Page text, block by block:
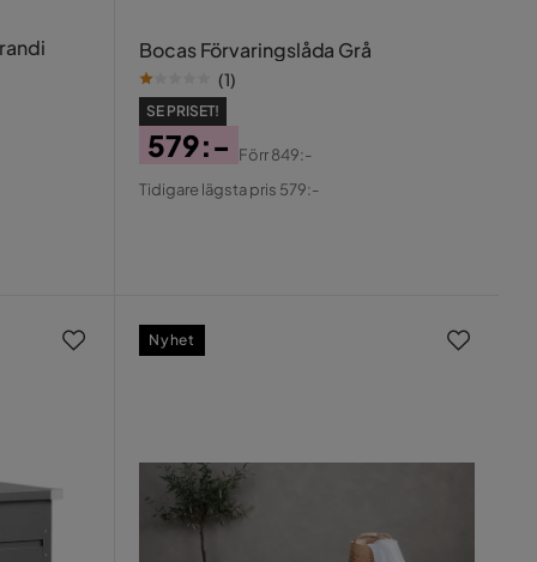
Bocas Förvaringslåda Grå
(1)
SE PRISET!
Pris
579:-
Original
Förr849:-
Tidigare lägsta pris 579:-
Nyhet